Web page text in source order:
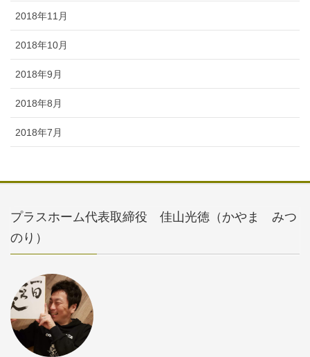
2018年11月
2018年10月
2018年9月
2018年8月
2018年7月
プラスホーム代表取締役 佳山光徳（かやま みつ
のり）